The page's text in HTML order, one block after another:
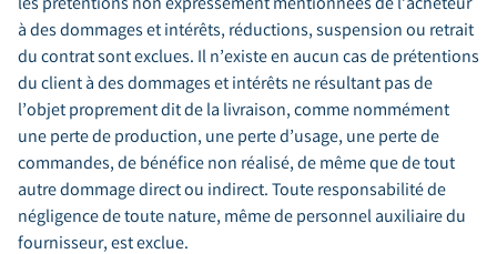
à des dommages et intérêts, réductions, suspension ou retrait
du contrat sont exclues. Il n’existe en aucun cas de prétentions
du client à des dommages et intérêts ne résultant pas de
l’objet proprement dit de la livraison, comme nommément
une perte de production, une perte d’usage, une perte de
commandes, de bénéfice non réalisé, de même que de tout
autre dommage direct ou indirect. Toute responsabilité de
négligence de toute nature, même de personnel auxiliaire du
fournisseur, est exclue.